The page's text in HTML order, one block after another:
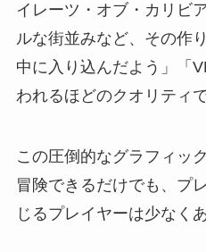
イレーツ・オブ・カリビ
ルな街並みなど、その作
中に入り込んだよう」「
われるほどのクオリティで
この圧倒的なグラフィッ
冒険できるだけでも、プ
じるプレイヤーは少なく